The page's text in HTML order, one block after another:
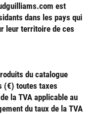
est
dans les pays qui
leur territoire de ces
du catalogue
(€) toutes taxes
la TVA applicable au
du taux de la TVA